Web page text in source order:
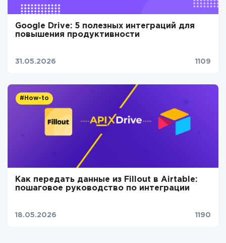
Google Drive: 5 полезных интеграций для
повышения продуктивности
31.05.2026 1109
#How-to
Как передать данные из Fillout в Airtable:
пошаговое руководство по интеграции
18.05.2026 1190